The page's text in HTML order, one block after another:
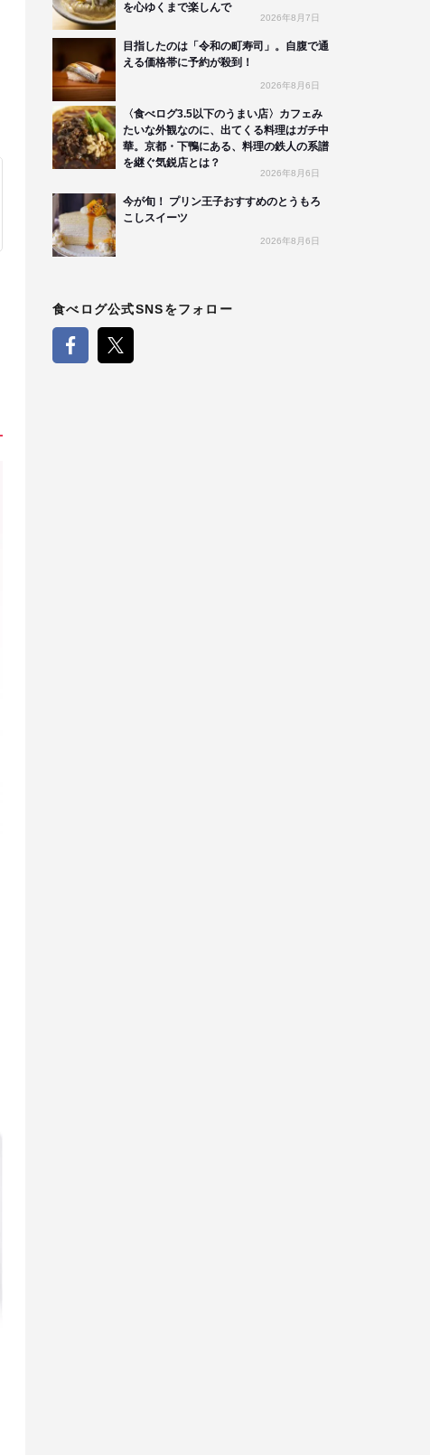
を心ゆくまで楽しんで
2026年8月7日
目指したのは「令和の町寿司」。自腹で通
える価格帯に予約が殺到！
2026年8月6日
〈食べログ3.5以下のうまい店〉カフェみ
たいな外観なのに、出てくる料理はガチ中
華。京都・下鴨にある、料理の鉄人の系譜
を継ぐ気鋭店とは？
2026年8月6日
今が旬！ プリン王子おすすめのとうもろ
こしスイーツ
2026年8月6日
食べログ公式SNSをフォロー